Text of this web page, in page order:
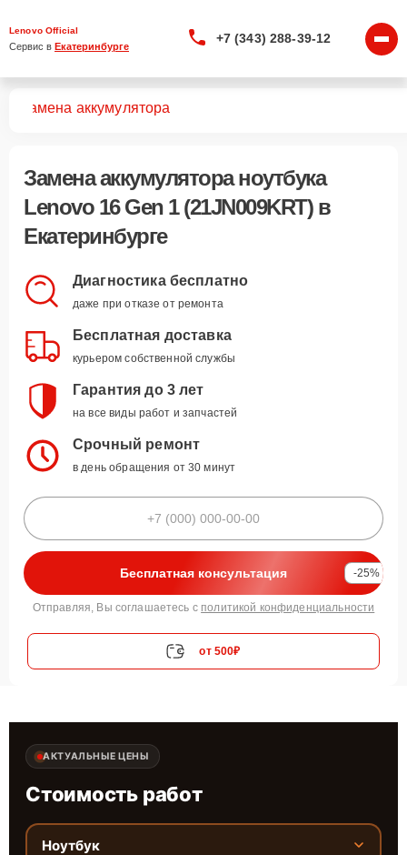
Lenovo Official
Сервис в Екатеринбурге
+7 (343) 288-39-12
Замена аккумулятора
Замена аккумулятора ноутбука
Lenovo 16 Gen 1 (21JN009KRT) в
Екатеринбурге
Диагностика бесплатно
даже при отказе от ремонта
Бесплатная доставка
курьером собственной службы
Гарантия до 3 лет
на все виды работ и запчастей
Срочный ремонт
в день обращения от 30 минут
Бесплатная консультация -25%
Отправляя, Вы соглашаетесь с политикой конфиденциальности
от 500₽
АКТУАЛЬНЫЕ ЦЕНЫ
Стоимость работ
Ноутбук